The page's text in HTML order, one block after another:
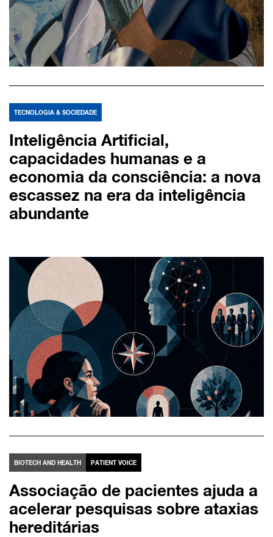
TECNOLOGIA & SOCIEDADE
Inteligência Artificial,
capacidades humanas e a
economia da consciência: a nova
escassez na era da inteligência
abundante
BIOTECH AND HEALTH PATIENT VOICE
Associação de pacientes ajuda a
acelerar pesquisas sobre ataxias
hereditárias